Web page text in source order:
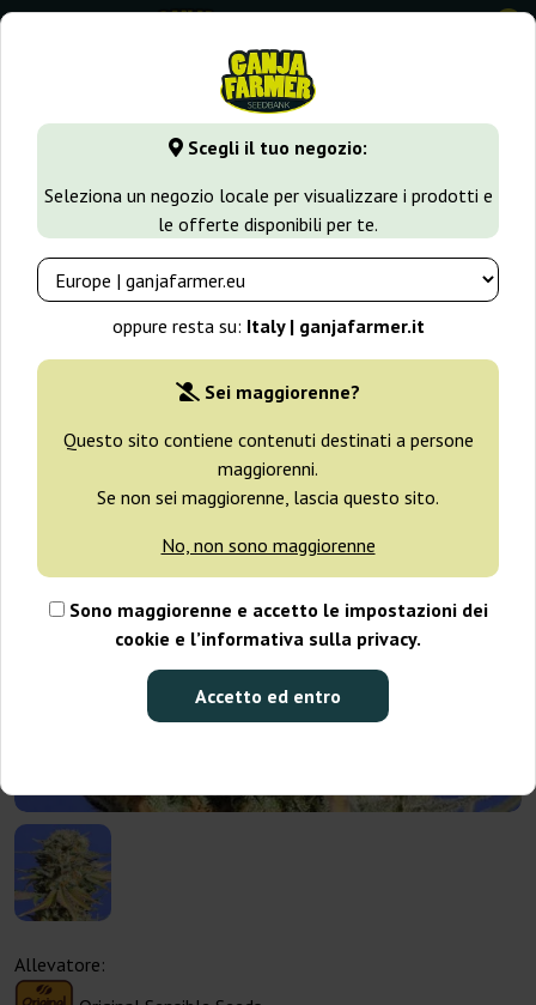
Scegli il tuo negozio:
Seleziona un negozio locale per visualizzare i prodotti e
le offerte disponibili per te.
oppure resta su: Italy | ganjafarmer.it
Sei maggiorenne?
Questo sito contiene contenuti destinati a persone
maggiorenni.
Se non sei maggiorenne, lascia questo sito.
No, non sono maggiorenne
Sono maggiorenne e accetto le impostazioni dei
cookie e l’informativa sulla privacy.
Accetto ed entro
0
GanjaFarmer.it Varietà di Cannabis Bruce Banner Bruce
Seeds
Allevatore: